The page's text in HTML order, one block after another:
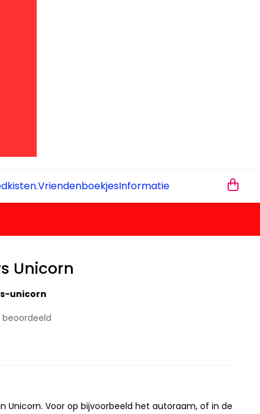
VriendenboekjesInformatie
Unicorn
unicorn
beoordeeld
Unicorn. Voor op bijvoorbeeld het autoraam, of in de